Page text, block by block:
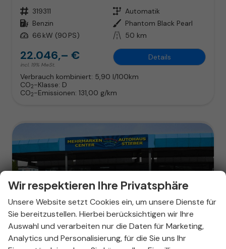
Fahrzeugnr. 319311 Getriebe Automatik
Kraftstoff Benzin Außenfarbe Phantom Black Pearl
Leistung 66 kW (90 PS) Kilometerstand 50 km
22.046,– €
incl. 19% MwSt.
Details
Verbrauch kombiniert: 5,90 l/100km
CO2-Klasse: D
CO2-Emissionen: 131,00 g/km
ab 141,– € mtl.
Wir respektieren Ihre Privatsphäre
Unsere Website setzt Cookies ein, um unsere Dienste für
Sie bereitzustellen. Hierbei berücksichtigen wir Ihre
Auswahl und verarbeiten nur die Daten für Marketing,
Analytics und Personalisierung, für die Sie uns Ihr